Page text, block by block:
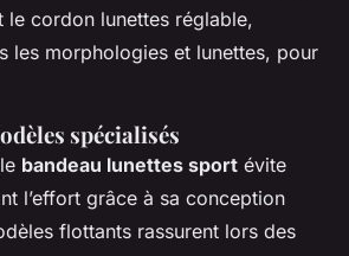
le cordon lunettes réglable,
les morphologies et lunettes, pour
spécialisés
bandeau lunettes sport évite
l’effort grâce à sa conception
flottants rassurent lors des